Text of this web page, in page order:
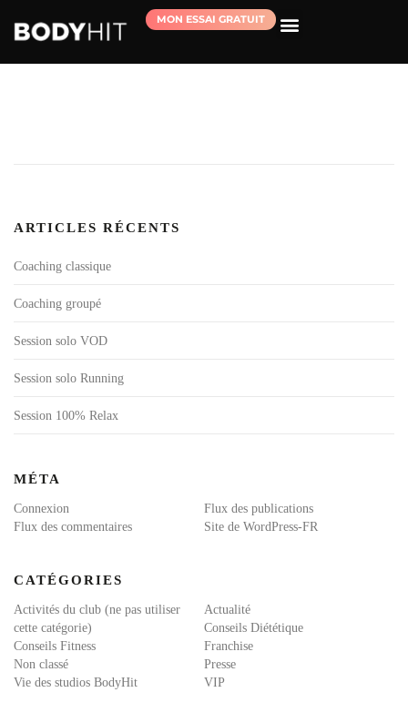
MON ESSAI GRATUIT
ARTICLES RÉCENTS
Coaching classique
Coaching groupé
Session solo VOD
Session solo Running
Session 100% Relax
MÉTA
Connexion
Flux des publications
Flux des commentaires
Site de WordPress-FR
CATÉGORIES
Activités du club (ne pas utiliser
cette catégorie)
Actualité
Conseils Diététique
Conseils Fitness
Franchise
Non classé
Presse
Vie des studios BodyHit
VIP